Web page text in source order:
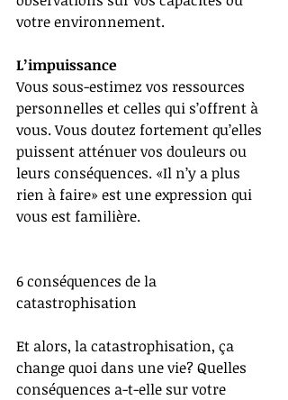
votre environnement.
L’impuissance
Vous sous-estimez vos ressources
personnelles et celles qui s’offrent à
vous. Vous doutez fortement qu’elles
puissent atténuer vos douleurs ou
leurs conséquences. «Il n’y a plus
rien à faire» est une expression qui
vous est familière.
6 conséquences de la
catastrophisation
Et alors, la catastrophisation, ça
change quoi dans une vie? Quelles
conséquences a-t-elle sur votre